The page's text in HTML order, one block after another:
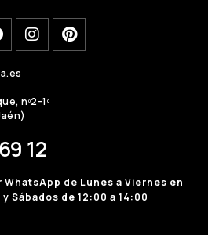
nº2-1º
12
de Lunes a Viernes en
Sábados de 12:00 a 14:00